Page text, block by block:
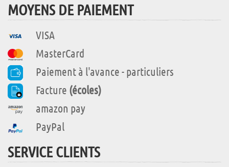
MOYENS DE PAIEMENT
VISA
MasterCard
Paiement à l'avance - particuliers
Facture (écoles)
amazon pay
PayPal
SERVICE CLIENTS